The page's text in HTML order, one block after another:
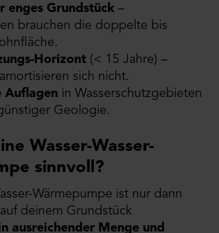
enges Grundstück –
brauchen die doppelte bis
Horizont (< 15 Jahre) –
sich nicht.
Auflagen in Wasserschutzgebieten
Geologie.
Wasser-Wasser-
sinnvoll?
Wärmepumpe ist nur dann
deinem Grundstück
ausreichender Menge und